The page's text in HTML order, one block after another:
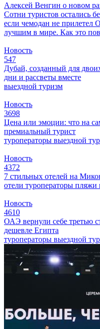
Алексей Венгин о новом
Сотни туристов остались
если чемодан не прилетел
лучшим в мире. Как это
Новость
547
Дубай, созданный для
дни и рассветы вместе
выездной туризм
Новость
3698
Цена или эмоции: что на
премиальный турист
туроператоры выездной
Новость
4372
7 стильных отелей на
отели туроператоры пляжи
Новость
4610
ОАЭ вернули себе третью
дешевле Египта
туроператоры выездной